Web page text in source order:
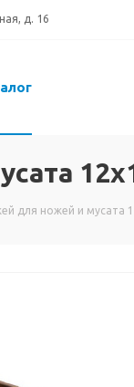
д. 16
для ножей и мусата